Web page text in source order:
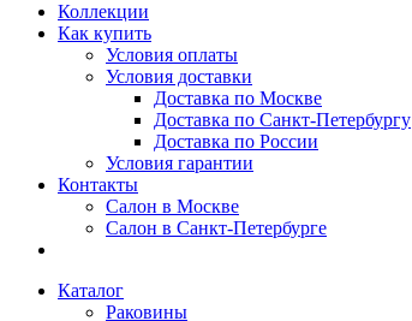
Коллекции
Как купить
Условия оплаты
Условия доставки
Доставка по Москве
Доставка по Санкт-Петербургу
Доставка по России
Условия гарантии
Контакты
Салон в Москве
Салон в Санкт-Петербурге
Каталог
Раковины